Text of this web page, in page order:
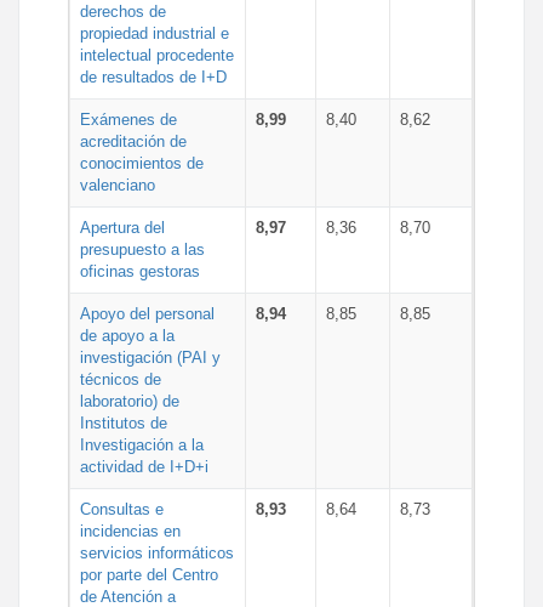
derechos de
propiedad industrial e
intelectual procedente
de resultados de I+D
Exámenes de
acreditación de
conocimientos de
valenciano
8,99 8,40 8,62
Apertura del
presupuesto a las
oficinas gestoras
8,97 8,36 8,70
Apoyo del personal
de apoyo a la
investigación (PAI y
técnicos de
laboratorio) de
Institutos de
Investigación a la
actividad de I+D+i
8,94 8,85 8,85
Consultas e
incidencias en
servicios informáticos
por parte del Centro
de Atención a
8,93 8,64 8,73